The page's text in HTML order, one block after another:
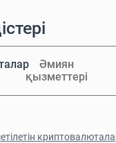
Әмиян
қызметтері